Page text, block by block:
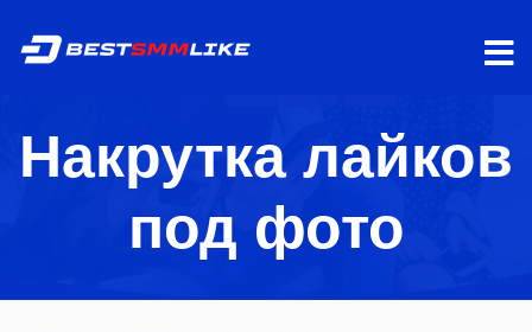
Накрутка лайков
под фото